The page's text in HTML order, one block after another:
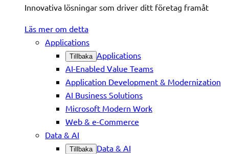
Innovativa lösningar som driver ditt företag framåt
Läs mer om detta
Applications
Tillbaka Applications
AI-Enabled Value Teams
Application Development & Modernization
AI Business Solutions
Microsoft Modern Work
Web & e-Commerce
Data & AI
Tillbaka Data & AI